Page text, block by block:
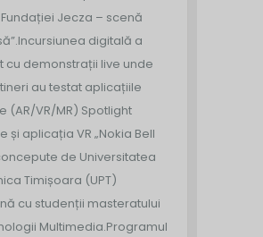
Fundației Jecza – scenă
Incursiunea digitală a
cu demonstrații live unde
au testat aplicațiile
(AR/VR/MR) Spotlight
și aplicația VR „Nokia Bell
de Universitatea
Timișoara (UPT)
cu studenții masteratului
Multimedia.Programul